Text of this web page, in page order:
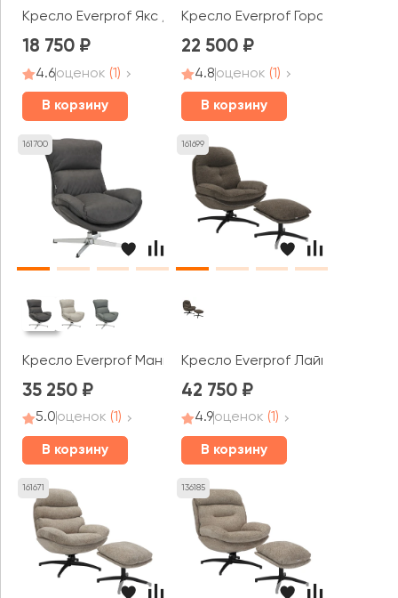
Кресло Everprof Якс / Jax
18 750
4.6оценок (1)
В корзину
Кресло Everprof Горо / Goro
22 500
4.8оценок (1)
В корзину
161700
Кресло Everprof Манго / Mango
35 250
5.0оценок (1)
В корзину
161699
Кресло Everprof Лайм / Lime
42 750
4.9оценок (1)
В корзину
161671 136185